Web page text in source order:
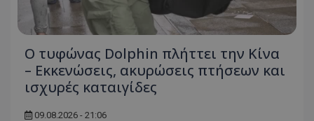
Ο τυφώνας Dolphin πλήττει την Κίνα
– Εκκενώσεις, ακυρώσεις πτήσεων και
ισχυρές καταιγίδες
09.08.2026 - 21:06